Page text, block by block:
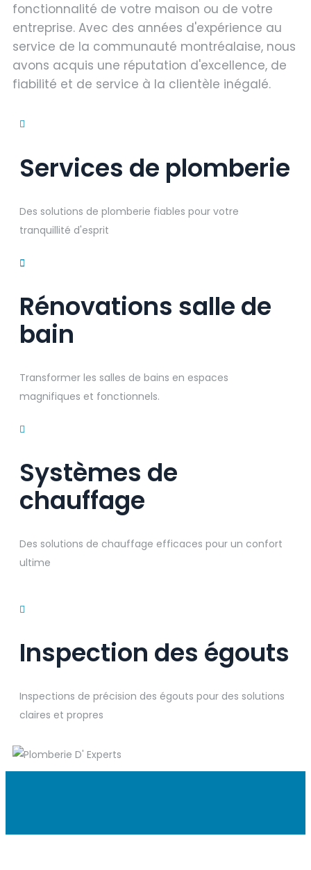
fonctionnalité de votre maison ou de votre
entreprise. Avec des années d'expérience au
service de la communauté montréalaise, nous
avons acquis une réputation d'excellence, de
fiabilité et de service à la clientèle inégalé.
Services de plomberie
Des solutions de plomberie fiables pour votre
tranquillité d'esprit
Rénovations salle de
bain
Transformer les salles de bains en espaces
magnifiques et fonctionnels.
Systèmes de
chauffage
Des solutions de chauffage efficaces pour un confort
ultime
Inspection des égouts
Inspections de précision des égouts pour des solutions
claires et propres